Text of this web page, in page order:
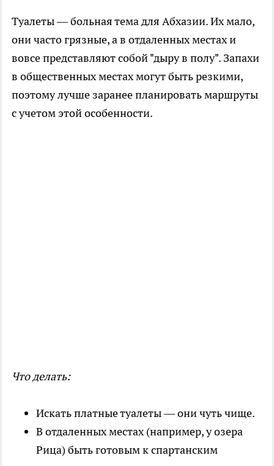
Туалеты — больная тема для Абхазии. Их мало,
они часто грязные, а в отдаленных местах и
вовсе представляют собой "дыру в полу". Запахи
в общественных местах могут быть резкими,
поэтому лучше заранее планировать маршруты
с учетом этой особенности.
Что делать:
Искать платные туалеты — они чуть чище.
В отдаленных местах (например, у озера
Рица) быть готовым к спартанским